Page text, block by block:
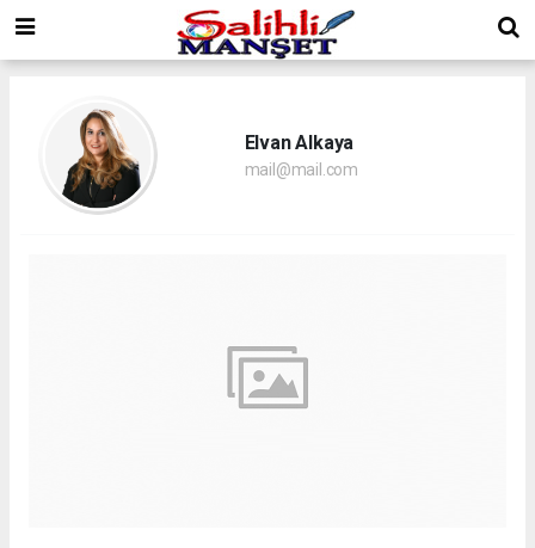
Elvan Alkaya
mail@mail.com